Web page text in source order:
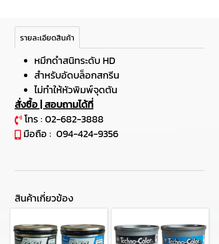
รายละเอียดสินค้า
หมึกดำสนิทระดับ HD
สำหรับอัดบล็อกสกรีน
ไม่ทำให้หัวพิมพ์จุดตัน
สั่งซื้อ | สอบถามได้ที่
โทร : 02-682-3888
มือถือ : 094-424-9356
สินค้าเกี่ยวข้อง